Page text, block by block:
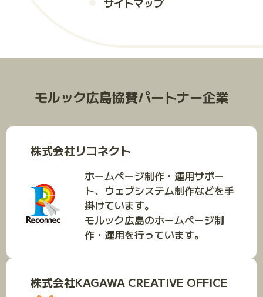
サイトマップ
モルック広島協賛パートナー企業
株式会社リコネクト
ホームページ制作・運用サポー
ト、ウェブシステム制作などを手
掛けています。
モルック広島のホームページ制
作・運用を行っています。
株式会社KAGAWA CREATIVE OFFICE